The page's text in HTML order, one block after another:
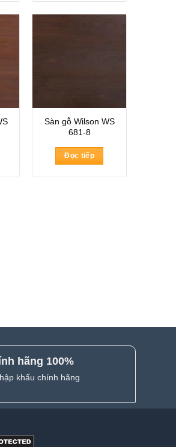
Sàn gỗ Wilson WS
681-8
Đọc tiếp
hãng 100%
khẩu chính hãng